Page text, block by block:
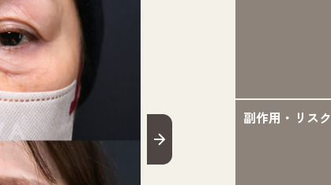
副作用・リスク